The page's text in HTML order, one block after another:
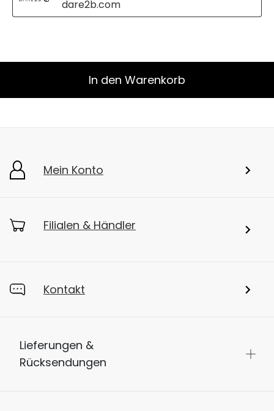
In den Warenkorb
Mein Konto
Filialen & Händler
Kontakt
Lieferungen &
Rücksendungen